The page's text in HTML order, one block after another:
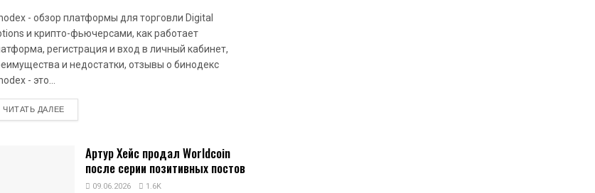
- обзор платформы для торговли Digital
и крипто-фьючерсами, как работает
регистрация и вход в личный кабинет,
и недостатки, отзывы о бинодекс
- это...
ЧИТАТЬ ДАЛЕЕDETAILS
Артур Хейс продал Worldcoin
после серии позитивных постов
09.06.2026 1.6K